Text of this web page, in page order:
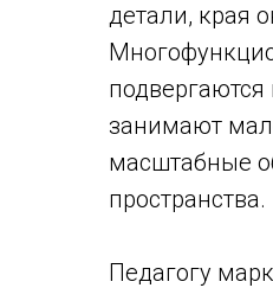
детали, края
занимают
масштабные
пространства.
Педагогу